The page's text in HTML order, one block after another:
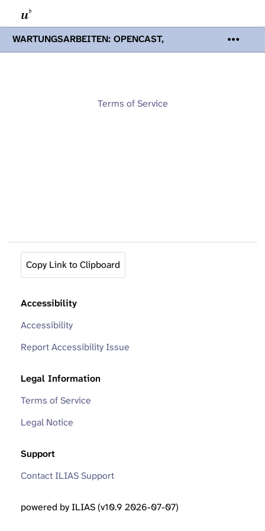
WARTUNGSARBEITEN: OPENCAST,
PODCASTS & TOBIRA
Mi 19. August
Opencast-Videos und Tobira nicht zur
Terms of Service
Copy Link to Clipboard
Accessibility
Accessibility
Report Accessibility Issue
Legal Information
Terms of Service
Legal Notice
Support
Contact ILIAS Support
powered by ILIAS (v10.9 2026-07-07)